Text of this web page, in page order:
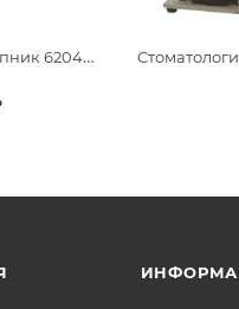
Подшипник 6204 2RS